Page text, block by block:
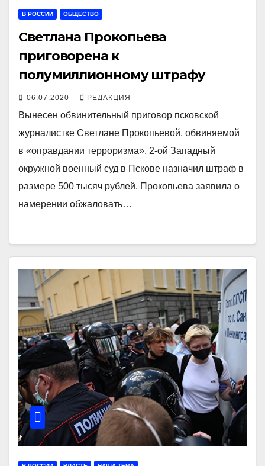
В РОССИИ ОБЩЕСТВО
Светлана Прокопьева
приговорена к
полумиллионному штрафу
06.07.2020 РЕДАКЦИЯ
Вынесен обвинительный приговор псковской
журналистке Светлане Прокопьевой, обвиняемой
в «оправдании терроризма». 2-ой Западный
окружной военный суд в Пскове назначил штраф в
размере 500 тысяч рублей. Прокопьева заявила о
намерении обжаловать…